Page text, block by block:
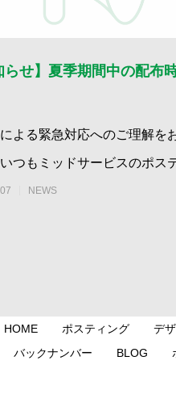
らせ】夏季期間中の配布
よる緊急対応へのご理解を
つもミッドサービスのポス
利用いただき、誠にありが
NEWS
HOME ポスティング デ
バックナンバー
BLOG